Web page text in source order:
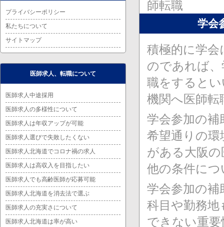
師転職
学会
積極的に学
のであれば
職をすると
機関へ医師
学会参加の
希望通りの
がある大阪
他の条件に
学会参加の
科目や勤務
できない重
プライバシーポリシー
私たちについて
サイトマップ
医師求人、転職について
医師求人中途採用
医師求人の多様性について
医師求人は年収アップが可能
医師求人選びで失敗したくない
医師求人北海道でコロナ禍の求人
医師求人は高収入を目指したい
医師求人でも高齢医師が応募可能
医師求人北海道を消去法で選ぶ
医師求人の充実さについて
医師求人北海道は率が高い